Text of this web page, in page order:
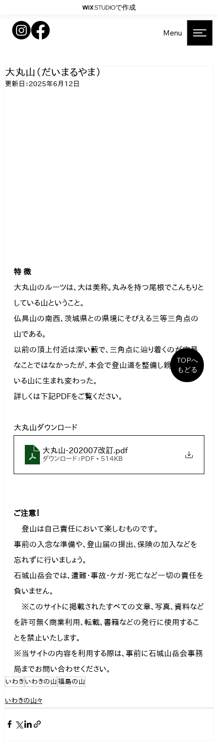
で作成
Menu
大丸山（だいまるやま）
更新日： 2025年6月12日
特 徴
大丸山のルーツは、大は美称。丸みを持つ尾根でこんもりと
している山ということ。
仏具山の南西、茨城県との県境にそびえる三等三角点の
山である。
以前の頂上付近は深い藪で、三角点に辿り着くのが容易
なことではなかったが、本会で登山道を整備し親しまれて
いる山に生まれ変わった。
詳しくは下記PDFをご覧ください。
大丸山ダウンロード
大丸山-202007改訂.pdf
ダウンロード：PDF • 514KB
ご注意！
登山は自己責任において楽しむものです。
事前の入念な準備や、登山届の提出、保険の加入などを
忘れずに行いましょう。
石城山岳会では、遭難・事故・ケガ・死亡など一切の責任を
負いません。
※このサイトに掲載されたすべての文章、写真、資料など
を許可無く商業利用、転載、書籍などの発行に使用するこ
とを禁止いたします。
※当サイトの内容を利用する際は、事前に石城山岳会事務
局までお問い合わせください。
いわき いわきの山 福島の山
いわきの山々
TOPへ
もどる